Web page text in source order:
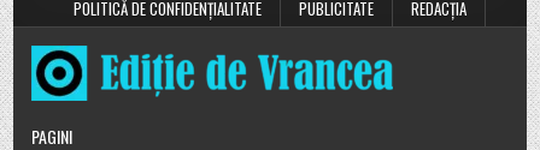
POLITICĂ DE CONFIDENȚIALITATE
PUBLICITATE REDACȚIA
PAGINI